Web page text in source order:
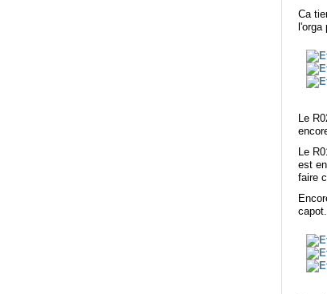
Ca
l'orga
Le
Le
est
faire
capot...